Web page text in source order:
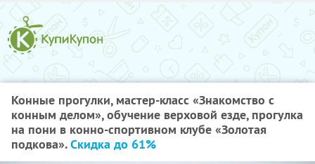
Конные прогулки, мастер-класс «Знакомство с
конным делом», обучение верховой езде, прогулка
на пони в конно-спортивном клубе «Золотая
подкова».Скидка до 61%